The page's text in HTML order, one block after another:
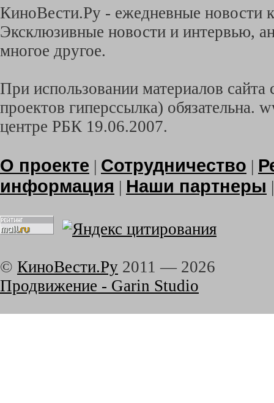
КиноВести.Ру - ежедневные новости
Эксклюзивные новости и интервью,
многое другое.
При использовании материалов
проектов гиперссылка) обязательна.
центре РБК 19.06.2007.
О проекте | Сотрудничество |
информация | Наши партнеры
© КиноВести.Ру 2011 — 2026
Продвижение - Garin Studio